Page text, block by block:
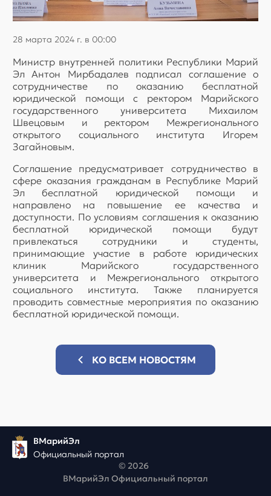
28 марта 2024 г. в 00:00
Министр внутренней политики Республики Марий
Эл Антон Мирбадалев подписал соглашение о
сотрудничестве по оказанию бесплатной
юридической помощи с ректором Марийского
государственного университета Михаилом
Швецовым и ректором Межрегионального
открытого социального института Игорем
Загайновым.
Соглашение предусматривает сотрудничество в
сфере оказания гражданам в Республике Марий
Эл бесплатной юридической помощи и
направлено на повышение ее качества и
доступности. По условиям соглашения к оказанию
бесплатной юридической помощи будут
привлекаться сотрудники и студенты,
принимающие участие в работе юридических
клиник Марийского государственного
университета и Межрегионального открытого
социального института. Также планируется
проводить совместные мероприятия по оказанию
бесплатной юридической помощи.
КО ВСЕМ НОВОСТЯМ
ВМарийЭл
Официальный портал
© 2026
ВМарийЭл Официальный портал